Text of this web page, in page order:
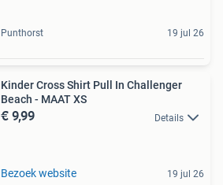
Punthorst 19 jul 26
Kinder Cross Shirt Pull In Challenger
Beach - MAAT XS
€ 9,99 Details
Bezoek website 19 jul 26